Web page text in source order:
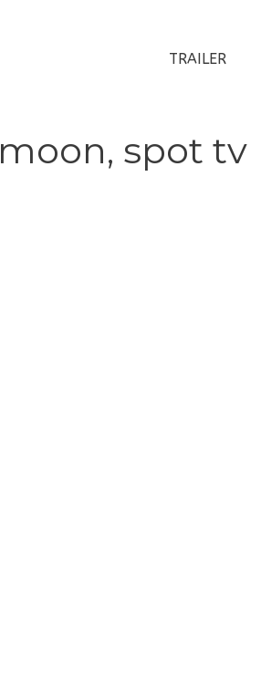
TRAILER
spot tv